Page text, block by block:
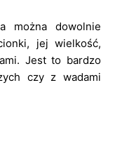
można dowolnie
jej wielkość,
Jest to bardzo
czy z wadami